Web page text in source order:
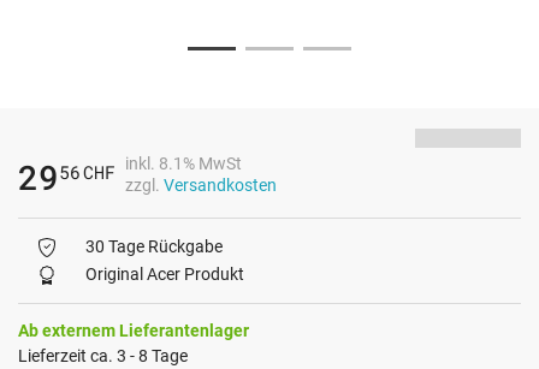
2956CHF
inkl. 8.1% MwSt
zzgl. Versandkosten
30 Tage Rückgabe
Original Acer Produkt
Ab externem Lieferantenlager
Lieferzeit ca. 3 - 8 Tage